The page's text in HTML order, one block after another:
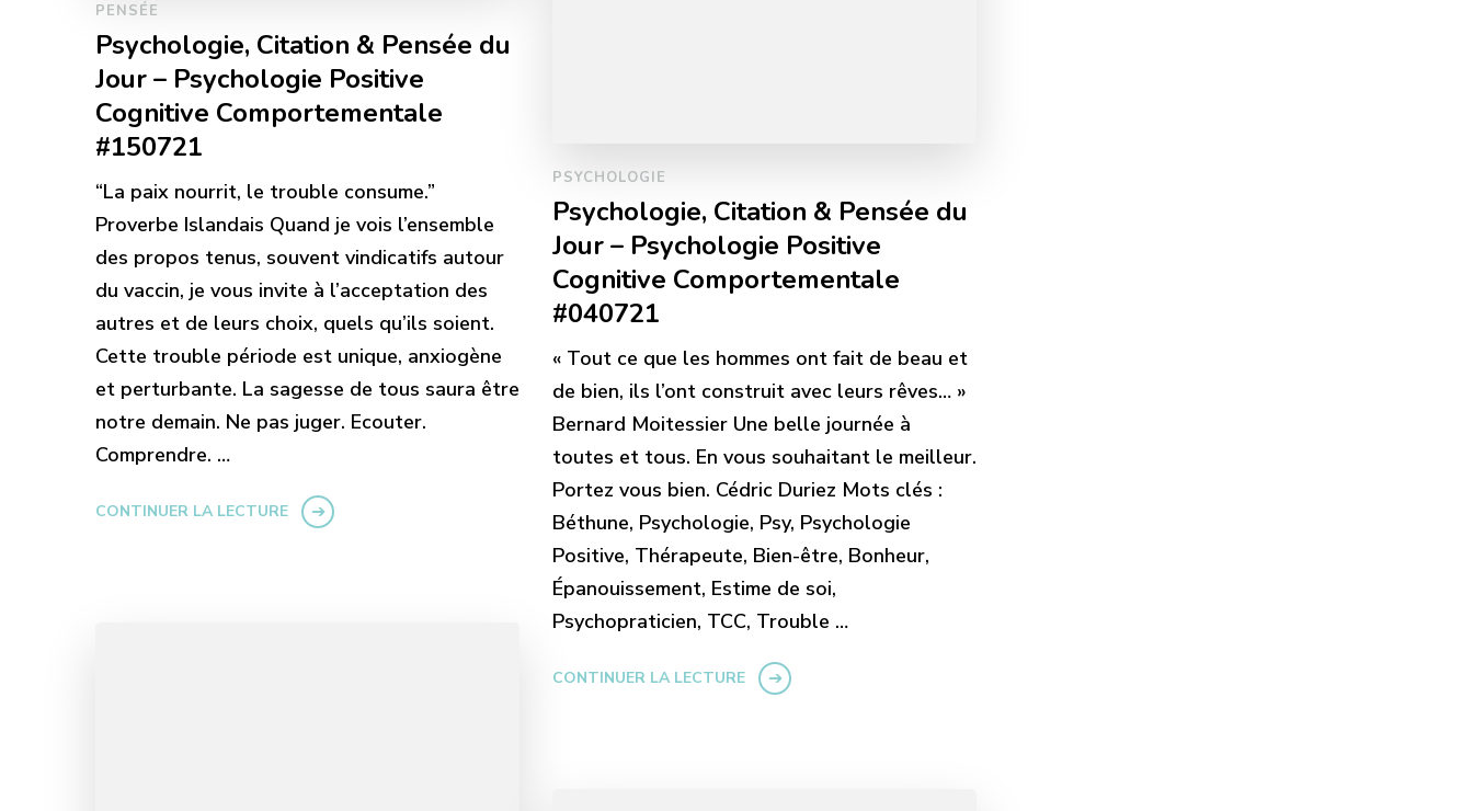
PENSÉE
Psychologie, Citation & Pensée du
Jour – Psychologie Positive
Cognitive Comportementale
#150721
“La paix nourrit, le trouble consume.”
Proverbe Islandais Quand je vois l’ensemble
des propos tenus, souvent vindicatifs autour
du vaccin, je vous invite à l’acceptation des
autres et de leurs choix, quels qu’ils soient.
Cette trouble période est unique, anxiogène
et perturbante. La sagesse de tous saura être
notre demain. Ne pas juger. Ecouter.
Comprendre. …
CONTINUER LA LECTURE
PSYCHOLOGIE
Psychologie, Citation & Pensée du
Jour – Psychologie Positive
Cognitive Comportementale
#040721
« Tout ce que les hommes ont fait de beau et
de bien, ils l’ont construit avec leurs rêves… »
Bernard Moitessier Une belle journée à
toutes et tous. En vous souhaitant le meilleur.
Portez vous bien. Cédric Duriez Mots clés :
Béthune, Psychologie, Psy, Psychologie
Positive, Thérapeute, Bien-être, Bonheur,
Épanouissement, Estime de soi,
Psychopraticien, TCC, Trouble …
CONTINUER LA LECTURE